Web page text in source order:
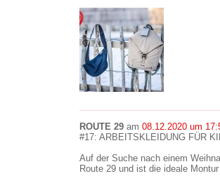
ROUTE 29 am 08.12.2020 um
#17: ARBEITSKLEIDUNG FÜR
Auf der Suche nach einem
Route 29 und ist die ideale